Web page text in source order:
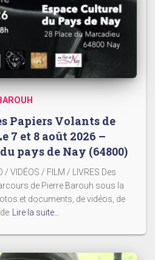
Papiers Volants de
7 et 8 août 2026 –
pays de Nay (64800)
/ VIDÉOS / FILM / LIVRES Des
de Pierre Barouh sous la
et documents, de vidéos, de
Lire la suite…